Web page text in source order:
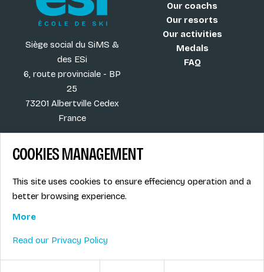
Siège social du SiMS &
des ESi
6, route provinciale - BP
25
73201 Albertville Cedex
France
Our coachs
Our resorts
Our activities
Medals
FAQ
More
Job offers
Ski instructors union
Legal info
COOKIES MANAGEMENT
This site uses cookies to ensure effeciency operation and a
better browsing experience.
More
Read our Privacy Policy